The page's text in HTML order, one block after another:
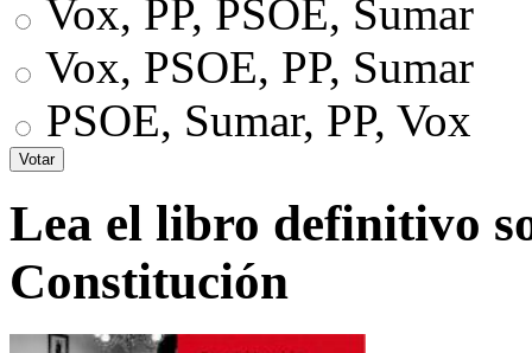
Vox, PP, PSOE, Sumar
Vox, PSOE, PP, Sumar
PSOE, Sumar, PP, Vox
Lea el libro definitivo
Constitución